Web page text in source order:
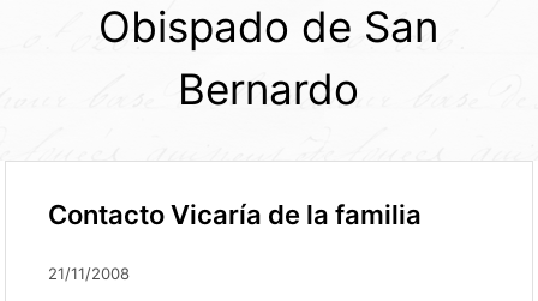
Obispado de San
Bernardo
Contacto Vicaría de la familia
21/11/2008